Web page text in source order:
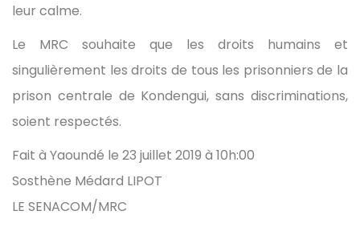
leur calme.
Le MRC souhaite que les droits humains et
singulièrement les droits de tous les prisonniers de la
prison centrale de Kondengui, sans discriminations,
soient respectés.
Fait à Yaoundé le 23 juillet 2019 à 10h:00
Sosthène Médard LIPOT
LE SENACOM/MRC